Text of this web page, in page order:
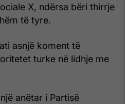
X, ndërsa bëri thirrje
të tyre.
asnjë koment të
turke në lidhje me
anëtar i Partisë